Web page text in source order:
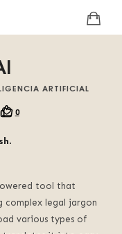
ARTIFICIAL
0
tool that
complex legal jargon
various types of